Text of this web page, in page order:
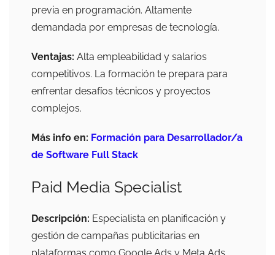
previa en programación. Altamente
demandada por empresas de tecnología.
Ventajas: Alta empleabilidad y salarios
competitivos. La formación te prepara para
enfrentar desafíos técnicos y proyectos
complejos.
Más info en: Formación para Desarrollador/a
de Software Full Stack
Paid Media Specialist
Descripción: Especialista en planificación y
gestión de campañas publicitarias en